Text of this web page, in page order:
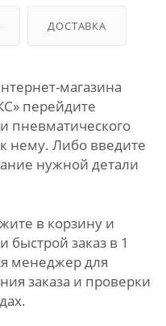
ДОСТАВКА
магазина
перейдите
пневматического
нему. Либо введите
нужной детали
в корзину и
заказ в 1
менеджер для
заказа и проверки